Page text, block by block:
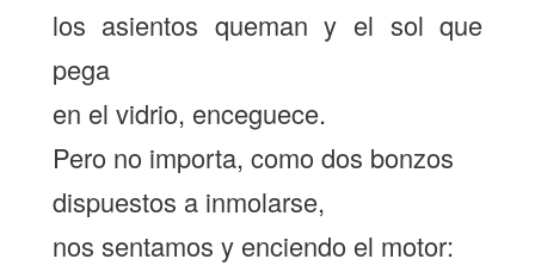
los asientos queman y el sol que
pega
en el vidrio, enceguece.
Pero no importa, como dos bonzos
dispuestos a inmolarse,
nos sentamos y enciendo el motor: